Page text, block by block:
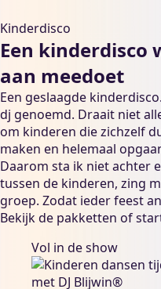
Kinderdisco
Een kinderdisco
aan meedoet
Een geslaagde
dj genoemd. Draait niet
om kinderen die zichzelf
maken en helemaal
Daarom sta ik niet achter
tussen de kinderen, zing
groep. Zodat ieder feest
Bekijk de pakketten of
Vol in de show